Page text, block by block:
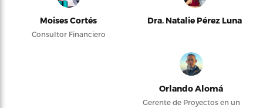
Moises Cortés
Consultor Financiero
Dra. Natalie Pérez Luna
Orlando Alomá
Gerente de Proyectos en un